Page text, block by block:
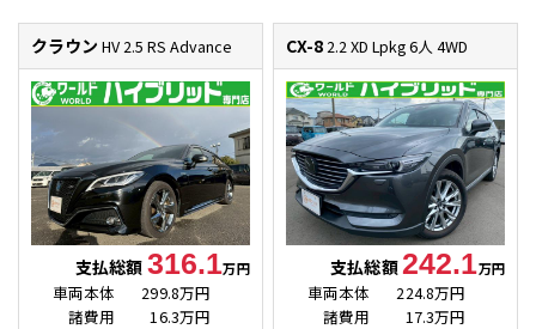
クラウンHV 2.5 RS Advance
支払総額 316.1万円
車両本体
299.8万円
諸費用
16.3万円
CX-8 2.2 XD Lpkg 6人 4WD
支払総額242.1万円
車両本体
224.8万円
諸費用
17.3万円